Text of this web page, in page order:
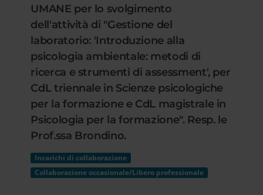
UMANE per lo svolgimento
dell'attività di "Gestione del
laboratorio: 'Introduzione alla
psicologia ambientale: metodi di
ricerca e strumenti di assessment', per
CdL triennale in Scienze psicologiche
per la formazione e CdL magistrale in
Psicologia per la formazione". Resp. le
Prof.ssa Brondino.
Incarichi di collaborazione
Collaborazione occasionale/Libero professionale